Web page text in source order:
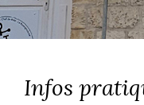
Infos